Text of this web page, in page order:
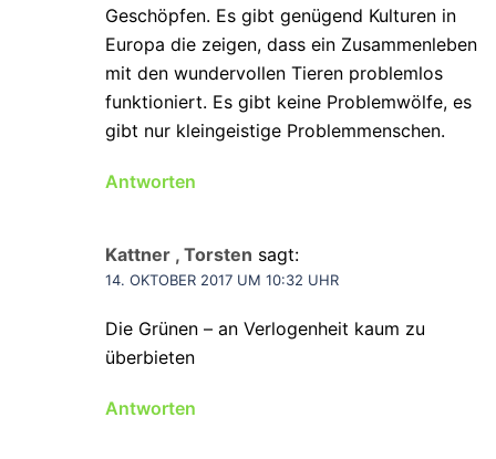
Geschöpfen. Es gibt genügend Kulturen in
Europa die zeigen, dass ein Zusammenleben
mit den wundervollen Tieren problemlos
funktioniert. Es gibt keine Problemwölfe, es
gibt nur kleingeistige Problemmenschen.
Antworten
Kattner , Torsten sagt:
14. OKTOBER 2017 UM 10:32 UHR
Die Grünen – an Verlogenheit kaum zu
überbieten
Antworten